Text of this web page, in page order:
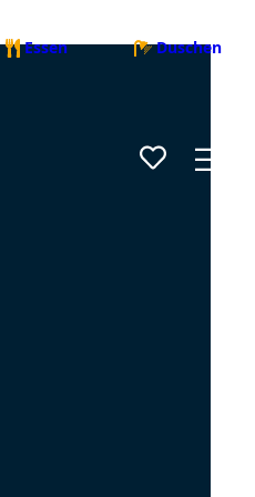
Essen Duschen